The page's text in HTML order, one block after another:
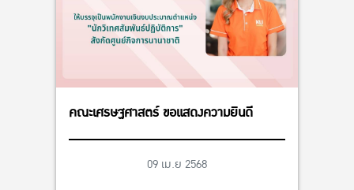
คณะเศรษฐศาสตร์ ขอแสดงความยินดี
09 เม.ย 2568